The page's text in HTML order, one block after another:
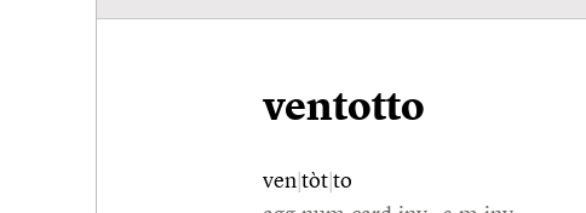
ventotto
ven tòt to